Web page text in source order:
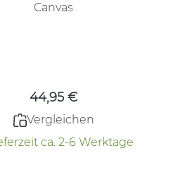
Canvas
44,95 €
Vergleichen
ca. 2-6 Werktage